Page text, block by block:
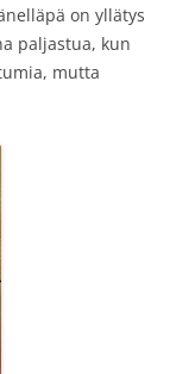
on yllätys
paljastua, kun
mutta